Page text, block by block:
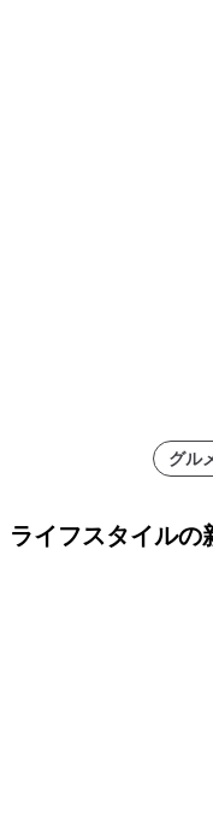
グル
ライフスタイルの